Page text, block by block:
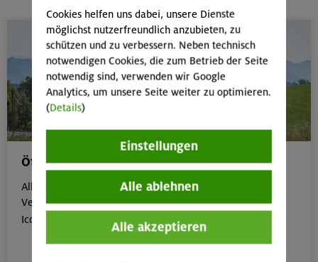
Öffentliche Anreise
Alle Veranstaltungen, die gut mit öffentlichen
Verkehrsmitteln erreichbar sind, erkennst du an dem
Icon:
Cookies helfen uns dabei, unsere Dienste
möglichst nutzerfreundlich anzubieten, zu
schützen und zu verbessern. Neben technisch
notwendigen Cookies, die zum Betrieb der Seite
notwendig sind, verwenden wir Google
Analytics, um unsere Seite weiter zu optimieren.
(Details)
Einstellungen
Alle ablehnen
Alle akzeptieren